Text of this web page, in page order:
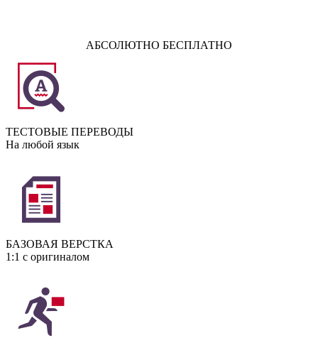
АБСОЛЮТНО БЕСПЛАТНО
ТЕСТОВЫЕ ПЕРЕВОДЫ
На любой язык
БАЗОВАЯ ВЕРСТКА
1:1 с оригиналом